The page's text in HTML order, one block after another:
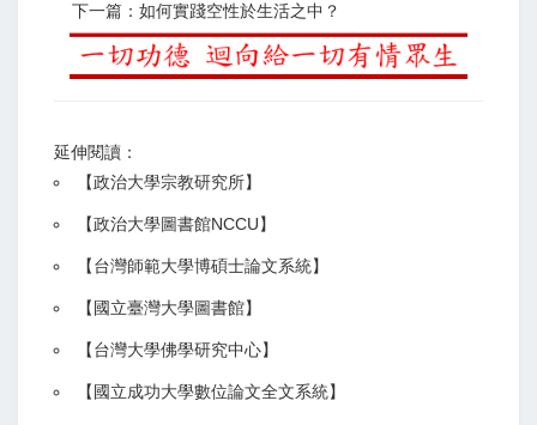
下一篇：如何實踐空性於生活之中？
延伸閱讀：
【政治大學宗教研究所】
【政治大學圖書館NCCU】
【台灣師範大學博碩士論文系統】
【 國立臺灣大學圖書館】
【台灣大學佛學研究中心】
【 國立成功大學數位論文全文系統】